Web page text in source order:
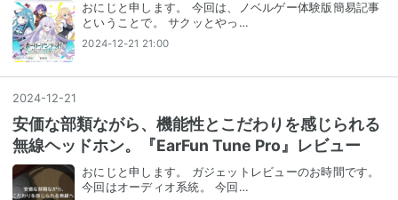
おにじと申します。 今回は、ノベルゲー体験版簡易記事
ということで。 サクッとやっ…
2024-12-21 21:00
2024-12-21
安価な部類ながら、機能性とこだわりを感じられる
無線ヘッドホン。『EarFun Tune Pro』レビュー
おにじと申します。 ガジェットレビューのお時間です。
今回はオーディオ系統。 今回…